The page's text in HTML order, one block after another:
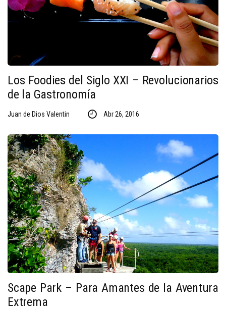
Los Foodies del Siglo XXI – Revolucionarios
de la Gastronomía
Juan de Dios Valentin Abr 26, 2016
Scape Park – Para Amantes de la Aventura
Extrema